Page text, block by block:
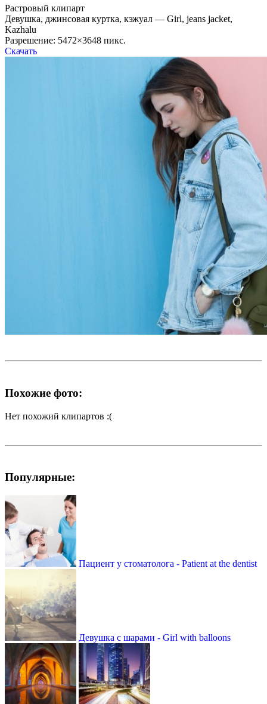
Растровый клипарт
Девушка, джинсовая куртка, кэжуал — Girl, jeans jacket,
Kazhalu
Разрешение: 5472×3648 пикс.
Скачать
Похожие фото:
Нет похожий клипартов :(
Популярные:
Пациент у стоматолога - Patient at the dentist
Девушка с шарами - Girl with balloons